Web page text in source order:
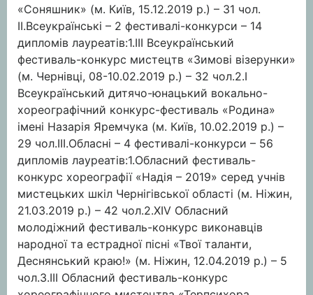
«Соняшник» (м. Київ, 15.12.2019 р.) – 31 чол.
II.Всеукраїнські – 2 фестивалі-конкурси – 14
дипломів лауреатів:1.ІІІ Всеукраїнський
фестиваль-конкурс мистецтв «Зимові візерунки»
(м. Чернівці, 08-10.02.2019 р.) – 32 чол.2.І
Всеукраїнський дитячо-юнацький вокально-
хореографічний конкурс-фестиваль «Родина»
імені Назарія Яремчука (м. Київ, 10.02.2019 р.) –
29 чол.III.Обласні – 4 фестивалі-конкурси – 56
дипломів лауреатів:1.Обласний фестиваль-
конкурс хореографії «Надія – 2019» серед учнів
мистецьких шкіл Чернігівської області (м. Ніжин,
21.03.2019 р.) – 42 чол.2.ХІV Обласний
молодіжний фестиваль-конкурс виконавців
народної та естрадної пісні «Твої таланти,
Деснянський краю!» (м. Ніжин, 12.04.2019 р.) – 5
чол.3.ІІІ Обласний фестиваль-конкурс